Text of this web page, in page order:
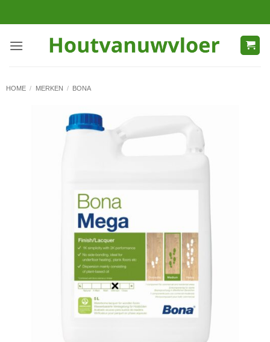
naar
HOME / MERKEN / BONA